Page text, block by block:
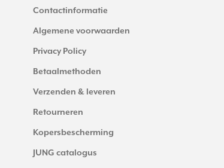
Contactinformatie
Algemene voorwaarden
Privacy Policy
Betaalmethoden
Verzenden & leveren
Retourneren
Kopersbescherming
JUNG catalogus